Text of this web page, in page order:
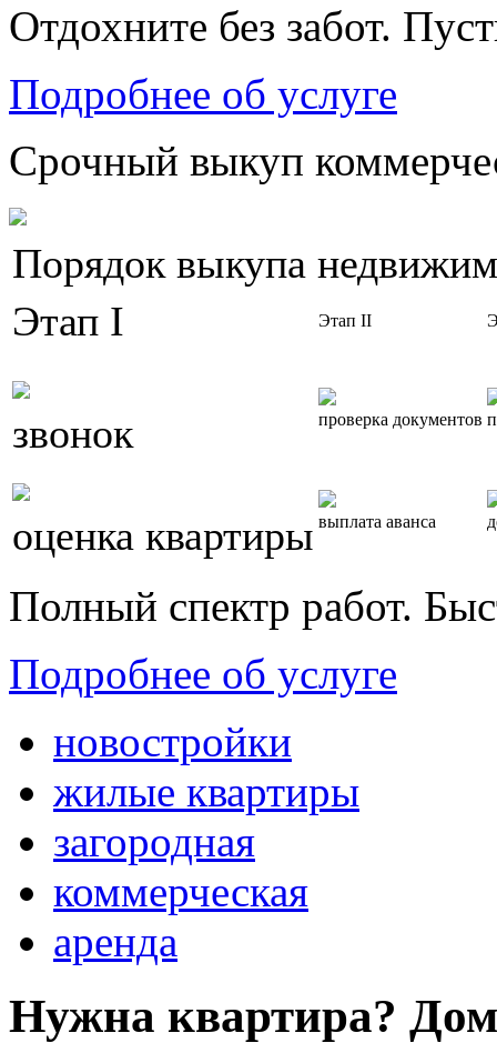
Отдохните без забот.
Подробнее об услуге
Срочный выкуп
Порядок выкупа
Этап I
Этап II
звонок проверка документов
оценка квартиры выплата аванса
Полный спектр работ.
Подробнее об услуге
новостройки
жилые квартиры
загородная
коммерческая
аренда
Нужна квартира?